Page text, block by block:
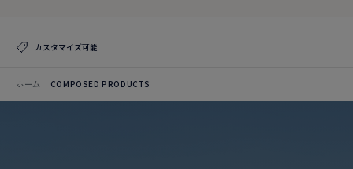
カスタマイズ可能
ホーム COMPOSED PRODUCTS